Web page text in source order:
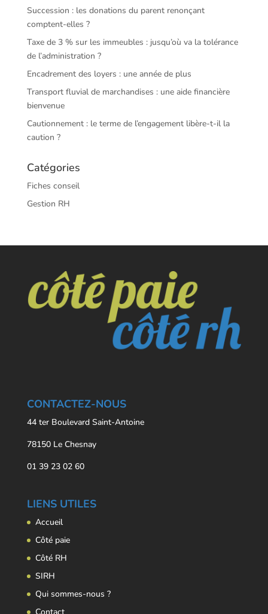
Succession : les donations du parent renonçant
comptent-elles ?
Taxe de 3 % sur les immeubles : jusqu’où va la tolérance
de l’administration ?
Encadrement des loyers : une année de plus
Transport fluvial de marchandises : une aide financière
bienvenue
Cautionnement : le terme de l’engagement libère-t-il la
caution ?
Catégories
Fiches conseil
Gestion RH
CONTACTEZ-NOUS
44 ter Boulevard Saint-Antoine
78150 Le Chesnay
01 39 23 02 60
LIENS UTILES
Accueil
Côté paie
Côté RH
SIRH
Qui sommes-nous ?
Contact